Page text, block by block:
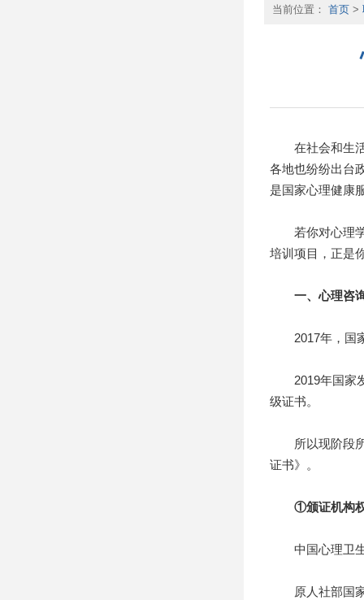
当前位置： 首页 >
在社会和生活
各地也纷纷出台
是国家心理健康
若你对心理学
培训项目，正是
一、心理咨
2017年，国家
2019年国家发
级证书。
所以现阶段所
证书》。
①颁证机构
中国心理卫生
原人社部国家